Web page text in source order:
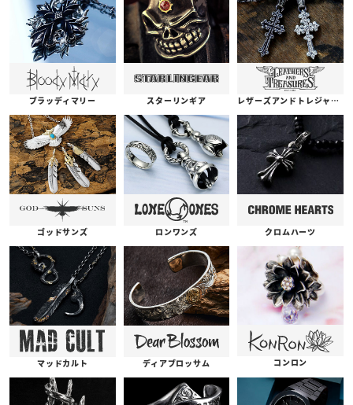
ブラッディマリー スターリンギア レザーズアンドトレジャーズ
ゴッドサンズ ロンワンズ クロムハーツ
マッドカルト ディアブロッサム コンロン